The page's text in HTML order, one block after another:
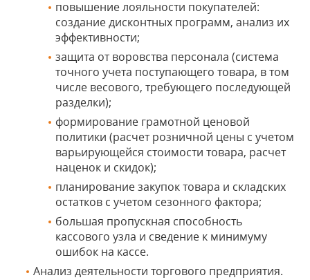
повышение лояльности покупателей:
создание дисконтных программ, анализ их
эффективности;
защита от воровства персонала (система
точного учета поступающего товара, в том
числе весового, требующего последующей
разделки);
формирование грамотной ценовой
политики (расчет розничной цены с учетом
варьирующейся стоимости товара, расчет
наценок и скидок);
планирование закупок товара и складских
остатков с учетом сезонного фактора;
большая пропускная способность
кассового узла и сведение к минимуму
ошибок на кассе.
Анализ деятельности торгового предприятия.